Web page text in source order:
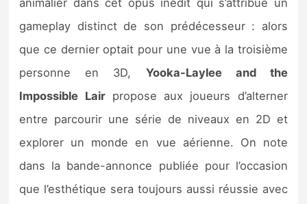
gameplay distinct de son prédécesseur : alors
que ce dernier optait pour une vue à la troisième
personne en 3D, Yooka-Laylee and the
Impossible Lairpropose aux joueurs d’alterner
entre parcourir une série de niveaux en 2D et
explorer un monde en vue aérienne. On note
dans la bande-annonce publiée pour l’occasion
que l’esthétique sera toujours aussi réussie avec